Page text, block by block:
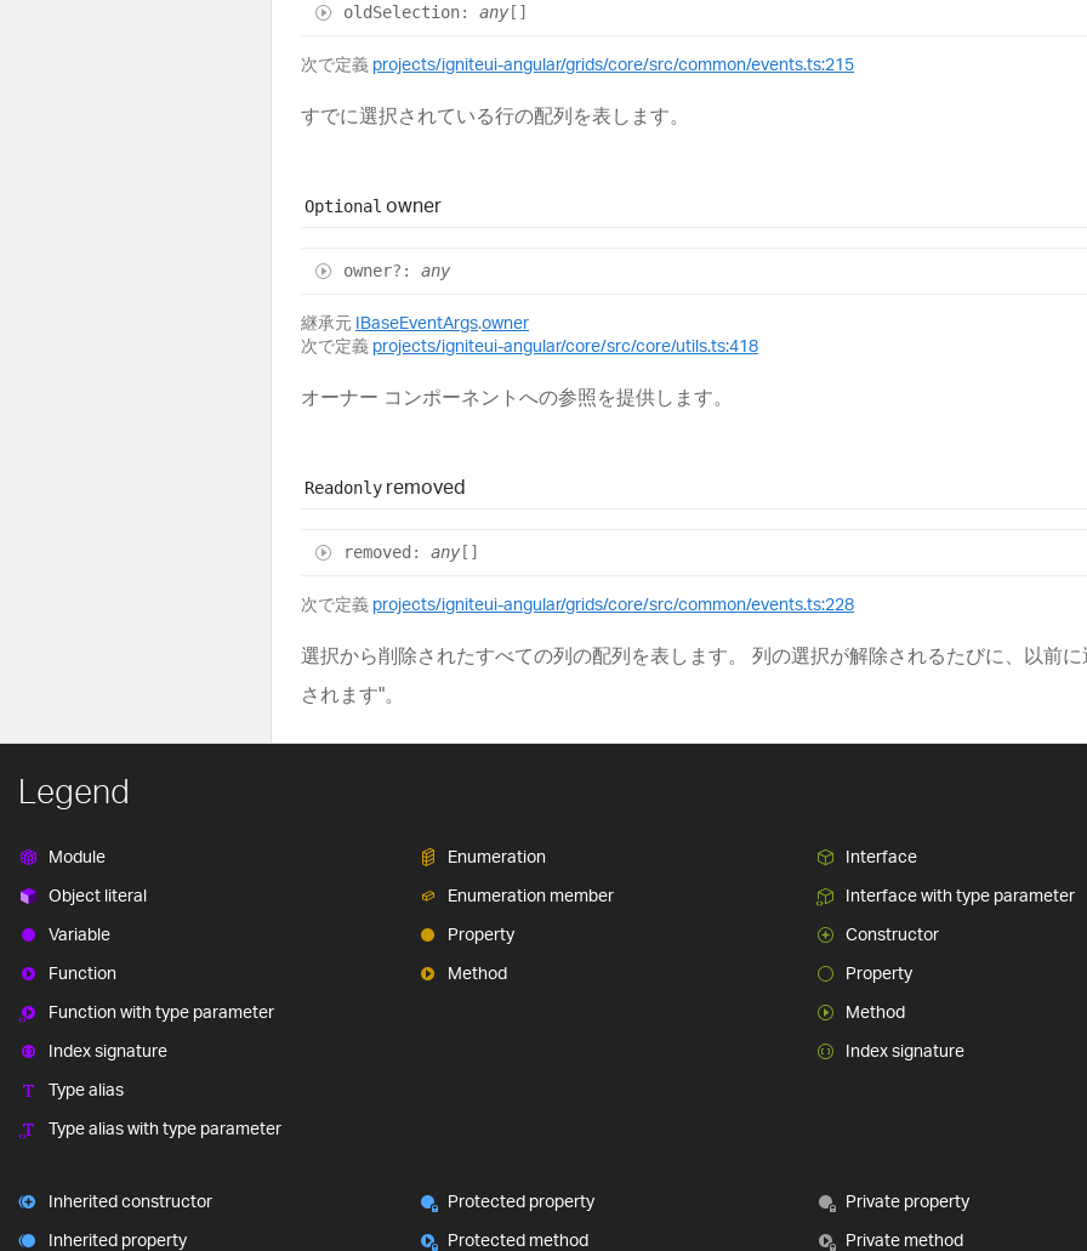
oldSelection: any []
次で定義 projects/igniteui-angular/grids/core/src/common/events.ts:215
すでに選択されている行の配列を表します。
Optional owner
owner?: any
継承元 IBaseEventArgs.owner
次で定義 projects/igniteui-angular/core/src/core/utils.ts:418
オーナー コンポーネントへの参照を提供します。
Readonly removed
removed : any []
次で定義 projects/igniteui-angular/grids/core/src/common/events.ts:228
選択から削除されたすべての列の配列を表します。 列の選択が解除されるたびに、以前
されます"。
Legend
Module
Object literal
Variable
Function
Function with type parameter
Index signature
Type alias
Type alias with type parameter
Enumeration
Enumeration member
Property
Method
Interface
Interface with type parameter
Constructor
Property
Method
Index signature
Inherited constructor
Inherited property
Protected property
Protected method
Private property
Private method